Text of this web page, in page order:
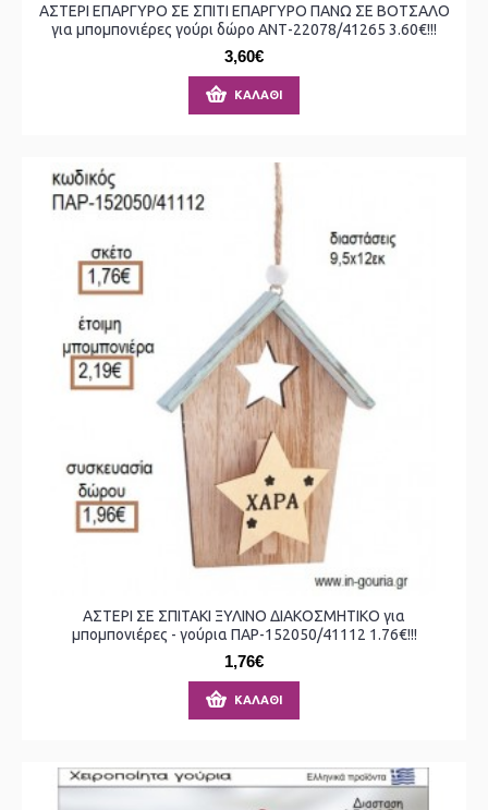
ΑΣΤΕΡΙ ΕΠΑΡΓΥΡΟ ΣΕ ΣΠΙΤΙ ΕΠΑΡΓΥΡΟ ΠΑΝΩ ΣΕ ΒΟΤΣΑΛΟ
για μπομπονιέρες γούρι δώρο ΑΝΤ-22078/41265 3.60€!!!
3,60€
ΚΑΛΆΘΙ
ΑΣΤΕΡΙ ΣΕ ΣΠΙΤΑΚΙ ΞΥΛΙΝΟ ΔΙΑΚΟΣΜΗΤΙΚΟ για
μπομπονιέρες - γούρια ΠΑΡ-152050/41112 1.76€!!!
1,76€
ΚΑΛΆΘΙ